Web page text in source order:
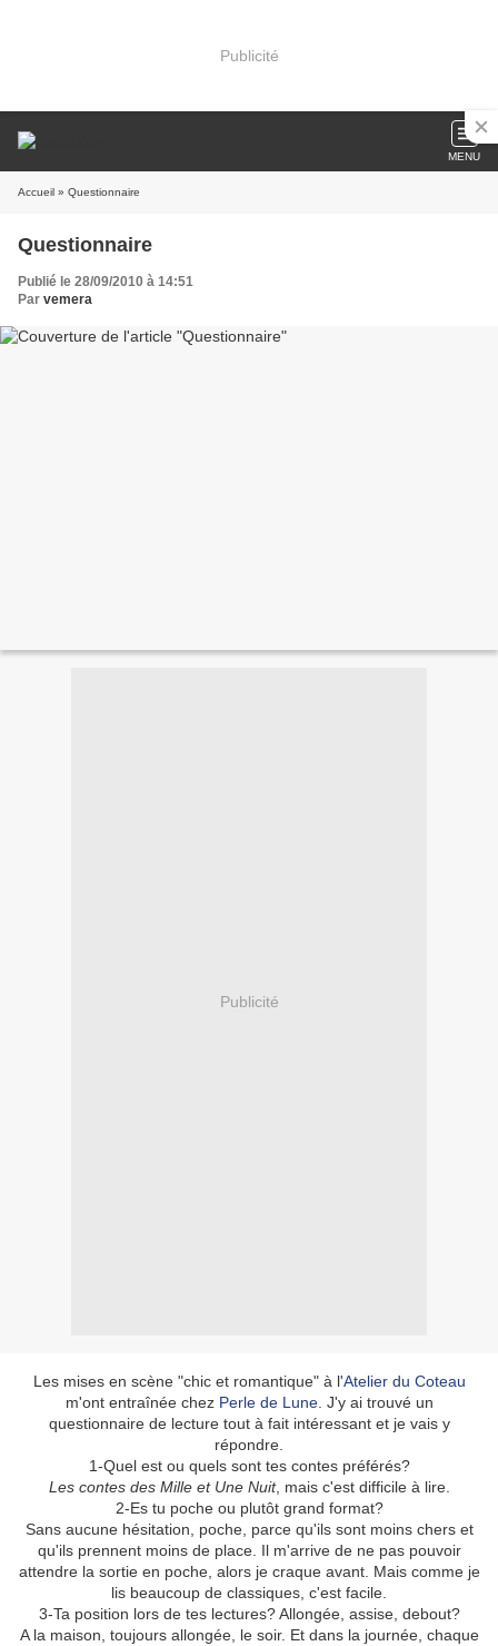
Publicité
MENU
Accueil » Questionnaire
Questionnaire
Publié le 28/09/2010 à 14:51
Par vemera
Publicité
Les mises en scène "chic et romantique" à l'Atelier du Coteau
m'ont entraînée chez Perle de Lune. J'y ai trouvé un
questionnaire de lecture tout à fait intéressant et je vais y
répondre.
1-Quel est ou quels sont tes contes préférés?
Les contes des Mille et Une Nuit, mais c'est difficile à lire.
2-Es tu poche ou plutôt grand format?
Sans aucune hésitation, poche, parce qu'ils sont moins chers et
qu'ils prennent moins de place. Il m'arrive de ne pas pouvoir
attendre la sortie en poche, alors je craque avant. Mais comme je
lis beaucoup de classiques, c'est facile.
3-Ta position lors de tes lectures? Allongée, assise, debout?
A la maison, toujours allongée, le soir. Et dans la journée, chaque